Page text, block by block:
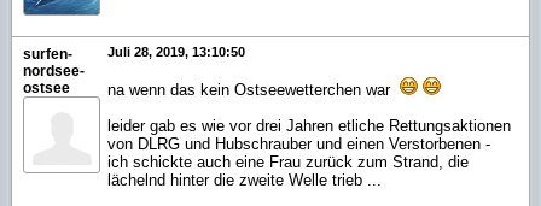
surfen-
nordsee-
ostsee
Juli 28, 2019, 13:10:50
na wenn das kein Ostseewetterchen war
leider gab es wie vor drei Jahren etliche Rettungsaktionen
von DLRG und Hubschrauber und einen Verstorbenen -
ich schickte auch eine Frau zurück zum Strand, die
lächelnd hinter die zweite Welle trieb ...